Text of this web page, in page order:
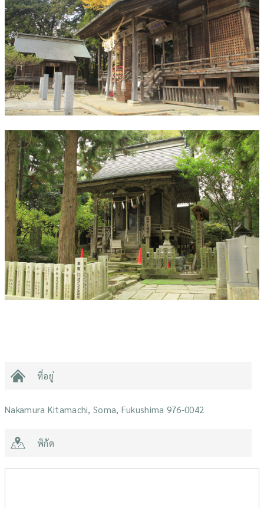
ที่อยู่
Nakamura Kitamachi, Soma, Fukushima 976-0042
พิกัด